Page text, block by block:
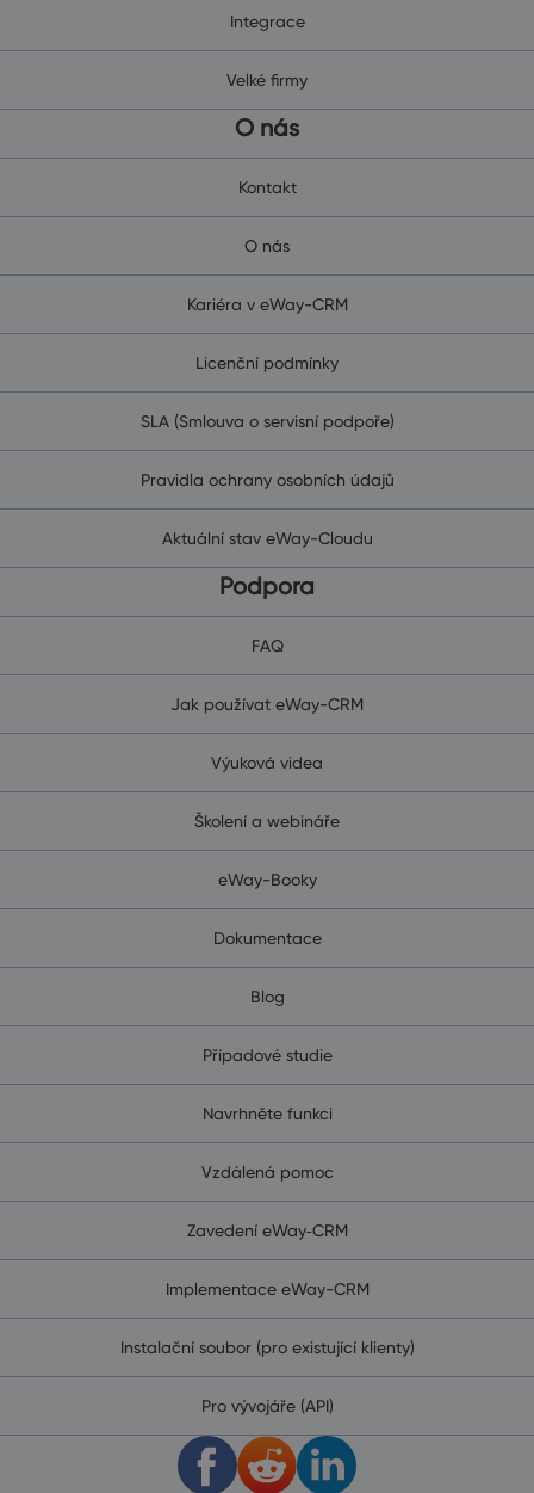
Integrace
Velké firmy
O nás
Kontakt
O nás
Kariéra v eWay-CRM
Licenční podmínky
SLA (Smlouva o servisní podpoře)
Pravidla ochrany osobních údajů
Aktuální stav eWay-Cloudu
Podpora
FAQ
Jak používat eWay-CRM
Výuková videa
Školení a webináře
eWay-Booky
Dokumentace
Blog
Případové studie
Navrhněte funkci
Vzdálená pomoc
Zavedení eWay‑CRM
Implementace eWay-CRM
Instalační soubor (pro existující klienty)
Pro vývojáře (API)